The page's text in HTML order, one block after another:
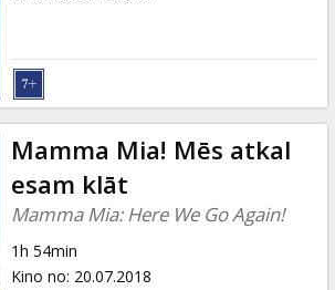
Mamma Mia! Mēs atkal
esam klāt
Mamma Mia: Here We Go Again!
1h 54min
Kino no: 20.07.2018